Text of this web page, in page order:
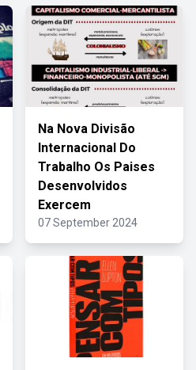
Na Nova Divisão
Internacional Do
Trabalho Os Paises
Desenvolvidos
Exercem
07 September 2024